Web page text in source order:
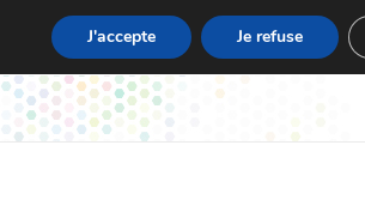
Cursus scolaire
J'accepte Je refuse